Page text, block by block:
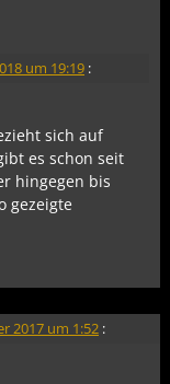
um 19:19 :
sich auf
es schon seit
hingegen bis
gezeigte
2017 um 1:52 :